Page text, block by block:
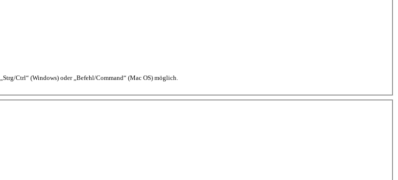
Ctrl“ (Windows) oder „Befehl/Command“ (Mac OS) möglich.